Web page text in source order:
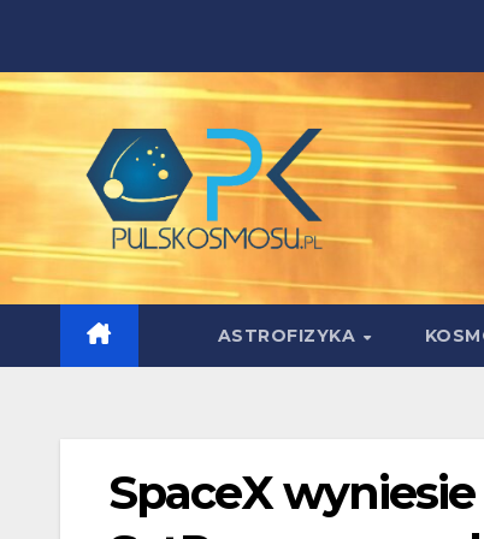
content
ASTROFIZYKA
SpaceX